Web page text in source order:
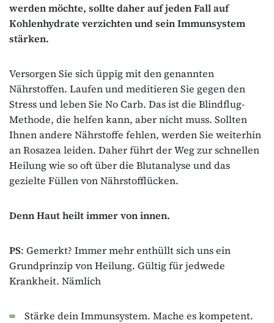
werden möchte, sollte daher auf jeden Fall auf
Kohlenhydrate verzichten und sein Immunsystem
stärken.
Versorgen Sie sich üppig mit den genannten
Nährstoffen. Laufen und meditieren Sie gegen den
Stress und leben Sie No Carb. Das ist die Blindflug-
Methode, die helfen kann, aber nicht muss. Sollten
Ihnen andere Nährstoffe fehlen, werden Sie weiterhin
an Rosazea leiden. Daher führt der Weg zur schnellen
Heilung wie so oft über die Blutanalyse und das
gezielte Füllen von Nährstofflücken.
Denn Haut heilt immer von innen.
PS: Gemerkt? Immer mehr enthüllt sich uns ein
Grundprinzip von Heilung. Gültig für jedwede
Krankheit. Nämlich
Stärke dein Immunsystem. Mache es kompetent.